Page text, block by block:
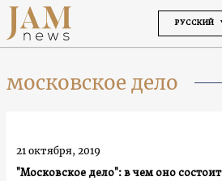
РУССКИЙ
московское дело
"Московское дело": в чем оно состоит
21 октября, 2019